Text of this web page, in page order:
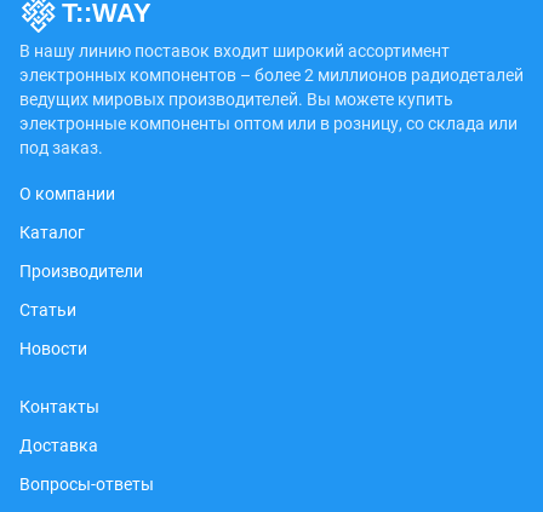
В нашу линию поставок входит широкий ассортимент
электронных компонентов – более 2 миллионов радиодеталей
ведущих мировых производителей. Вы можете купить
электронные компоненты оптом или в розницу, со склада или
под заказ.
О компании
Каталог
Производители
Статьи
Новости
Контакты
Доставка
Вопросы-ответы